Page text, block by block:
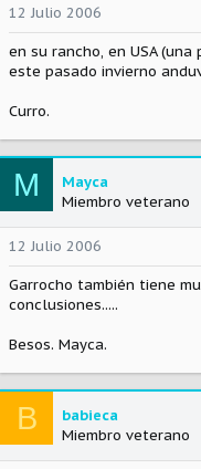
12 Julio 2006
en su rancho, en USA
este pasado invierno
Curro.
M
Mayca
Miembro veterano
12 Julio 2006
Garrocho también tiene
conclusiones.....
Besos. Mayca.
B
babieca
Miembro veterano